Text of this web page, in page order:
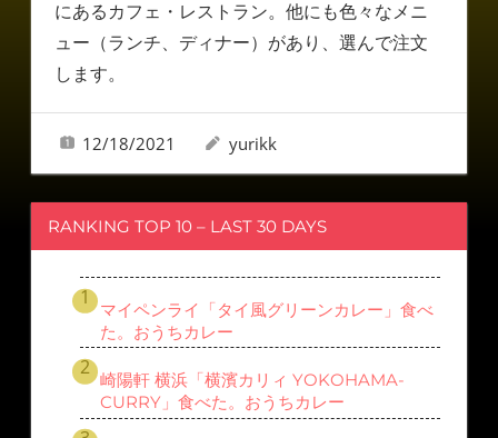
にあるカフェ・レストラン。他にも色々なメニ
ュー（ランチ、ディナー）があり、選んで注文
します。
12/18/2021 yurikk
RANKING TOP 10 – LAST 30 DAYS
マイペンライ「タイ風グリーンカレー」食べ
た。おうちカレー
崎陽軒 横浜「横濱カリィ YOKOHAMA-
CURRY」食べた。おうちカレー